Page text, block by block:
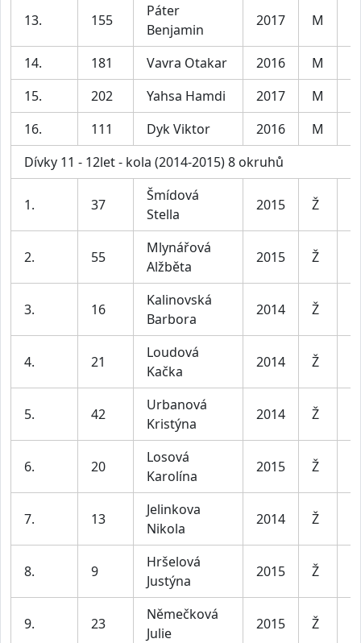
13. 155
Páter
Benjamin
2017 M
14. 181 Vavra Otakar 2016 M
15.
202 Yahsa Hamdi 2017 M
16.
111 Dyk Viktor 2016 M
Dívky 11 - 12let - kola (2014-2015) 8 okruhů
1. 37
Šmídová
Stella
2015 Ž
2. 55
Mlynářová
Alžběta
2015 Ž
3. 16
Kalinovská
Barbora
2014 Ž
4. 21
Loudová
Kačka
2014 Ž
5. 42
Urbanová
Kristýna
2014 Ž
6. 20
Losová
Karolína
2015 Ž
7. 13
Jelinkova
Nikola
2014 Ž
8. 9
Hršelová
Justýna
2015 Ž
9. 23
Němečková
Julie
2015 Ž